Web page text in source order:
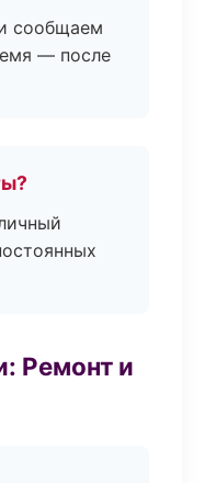
сообщаем
— после
Ремонт и